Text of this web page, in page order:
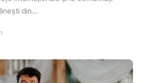
din...